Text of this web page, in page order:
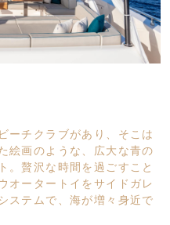
ーチクラブがあり、そこは
絵画のような、広大な青の
。贅沢な時間を過ごすこと
オータートイをサイドガレ
ステムで、海が増々身近で